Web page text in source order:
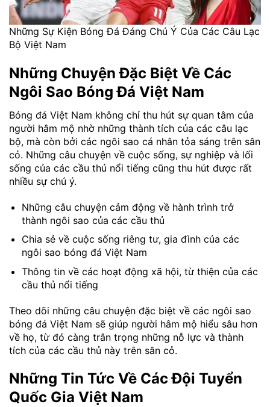
Những Sự Kiện Bóng Đá Đáng Chú Ý Của Các Câu Lạc
Bộ Việt Nam
Những Chuyện Đặc Biệt Về Các
Ngôi Sao Bóng Đá Việt Nam
Bóng đá Việt Nam không chỉ thu hút sự quan tâm của
người hâm mộ nhờ những thành tích của các câu lạc
bộ, mà còn bởi các ngôi sao cá nhân tỏa sáng trên sân
cỏ. Những câu chuyện về cuộc sống, sự nghiệp và lối
sống của các cầu thủ nổi tiếng cũng thu hút được rất
nhiều sự chú ý.
Những câu chuyện cảm động về hành trình trở
thành ngôi sao của các cầu thủ
Chia sẻ về cuộc sống riêng tư, gia đình của các
ngôi sao bóng đá Việt Nam
Thông tin về các hoạt động xã hội, từ thiện của các
cầu thủ nổi tiếng
Theo dõi những câu chuyện đặc biệt về các ngôi sao
bóng đá Việt Nam sẽ giúp người hâm mộ hiểu sâu hơn
về họ, từ đó càng trân trọng những nỗ lực và thành
tích của các cầu thủ này trên sân cỏ.
Những Tin Tức Về Các Đội Tuyển
Quốc Gia Việt Nam